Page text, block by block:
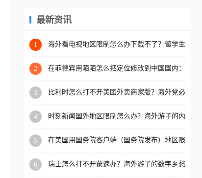
区工作、留学、定居等，都
权限制所困扰。
回国加速器，即可解决「海
版权限制」的问题，无论人
国、加拿大、澳大利亚、欧
学、定居等，都可以使用，
扰。
最新资讯
1
海外看电视地区限制怎么办下载不了？留学生
2
在菲律宾用陌陌怎么把定位修改到中国国内：
3
比利时怎么打不开美团外卖商家版？海外党必
4
时刻新闻国外地区限制怎么办？海外游子的内
5
在美国用国务院客户端（国务院发布）地区限
6
瑞士怎么打不开蒙速办？海外游子的数字乡愁